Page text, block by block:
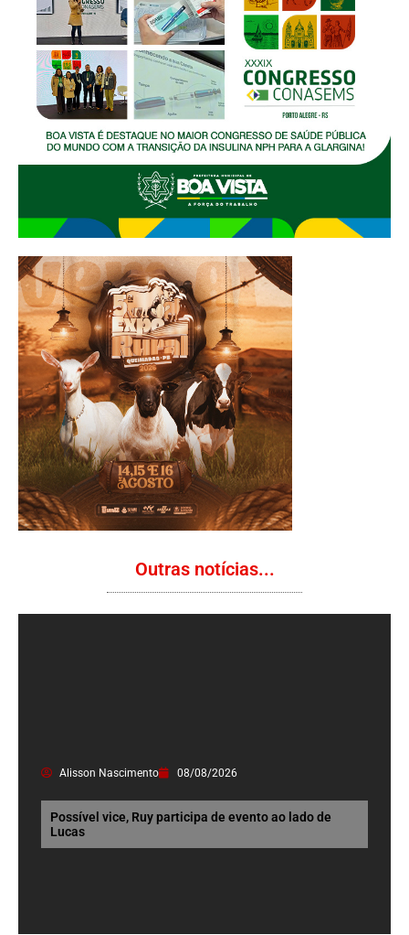
Outras notícias...
Alisson Nascimento 08/08/2026
Possível vice, Ruy participa de evento ao lado de
Lucas